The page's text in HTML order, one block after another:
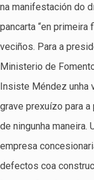
na manifestación do
pancarta “en
veciños. Para a
Ministerio de
Insiste Méndez unha
grave prexuízo para
de ningunha maneira.
empresa
defectos coa